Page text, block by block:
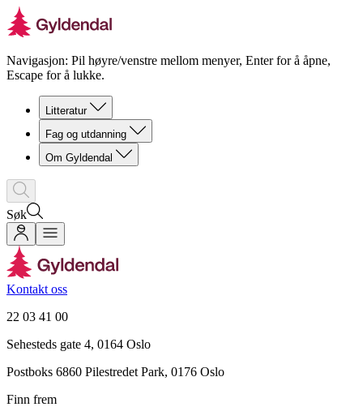
Navigasjon: Pil høyre/venstre mellom menyer, Enter for å åpne,
Escape for å lukke.
Litteratur
Fag og utdanning
Om Gyldendal
Søk
Kontakt oss
22 03 41 00
Sehesteds gate 4, 0164 Oslo
Postboks 6860 Pilestredet Park, 0176 Oslo
Finn frem